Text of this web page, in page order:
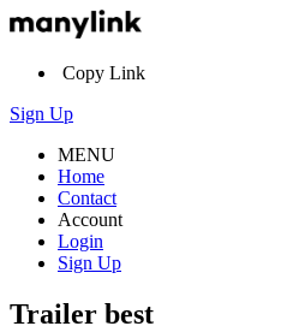
Copy Link
Sign Up
MENU
Home
Contact
Account
Login
Sign Up
Trailer best